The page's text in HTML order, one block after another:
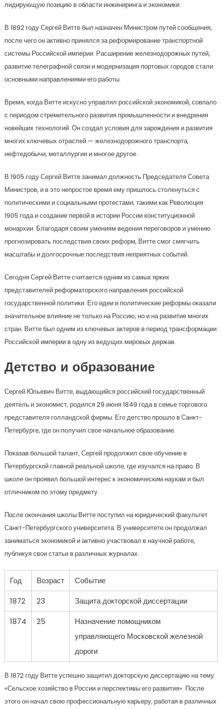
лидирующую позицию в области инжиниринга и экономики.
В 1892 году Сергей Витте был назначен Министром путей сообщения,
после чего он активно принялся за реформирование транспортной
системы Российской империи. Расширение железнодорожных путей,
развитие телеграфной связи и модернизация портовых городов стали
основными направлениями его работы.
Время, когда Витте искусно управлял российской экономикой, совпало
с периодом стремительного развития промышленности и внедрения
новейших технологий. Он создал условия для зарождения и развития
многих ключевых отраслей — железнодорожного транспорта,
нефтедобычи, металлургии и многое другое.
В 1905 году Сергей Витте занимал должность Председателя Совета
Министров, и в это непростое время ему пришлось столкнуться с
политическими и социальными протестами, такими как Революция
1905 года и создание первой в истории России конституционной
монархии. Благодаря своим умениям ведения переговоров и умению
прогнозировать последствия своих реформ, Витте смог смягчить
масштабы и долгосрочные последствия неприятных событий.
Сегодня Сергей Витте считается одним из самых ярких
представителей реформаторского направления российской
государственной политики. Его идеи и политические реформы оказали
значительное влияние не только на Россию, но и на развитие многих
стран. Витте был одним из ключевых актеров в период трансформации
Российской империи в одну из ведущих мировых держав.
Детство и образование
Сергей Юльевич Витте, выдающийся российский государственный
деятель и экономист, родился 29 июня 1849 года в семье торгового
представителя голландской фирмы. Его детство прошло в Санкт-
Петербурге, где он получил свое начальное образование.
Показав большой талант, Сергей продолжил свое обучение в
Петербургской главной реальной школе, где изучался на право. В
школе он проявил большой интерес к экономическим наукам и был
отличником по этому предмету.
После окончания школы Витте поступил на юридический факультет
Санкт-Петербургского университета. В университете он продолжал
заниматься экономикой и активно участвовал в научной работе,
публикуя свои статьи в различных журналах.
Год Возраст
Событие
1872
23
Защита докторской диссертации
1874
25
Назначение помощником
управляющего Московской железной
дороги
В 1872 году Витте успешно защитил докторскую диссертацию на тему
«Сельское хозяйство в России и перспективы его развития». После
этого он начал свою профессиональную карьеру, работая в различных